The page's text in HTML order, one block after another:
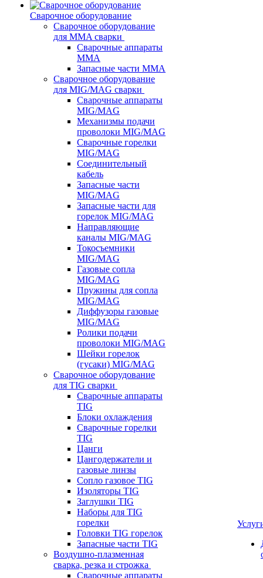
Сварочное оборудование
Сварочное оборудование
для MMA сварки
Сварочные аппараты
MMA
Запасные части MMA
Сварочное оборудование
для MIG/MAG сварки
Сварочные аппараты
MIG/MAG
Механизмы подачи
проволоки MIG/MAG
Сварочные горелки
MIG/MAG
Соединительный
кабель
Запасные части
MIG/MAG
Запасные части для
горелок MIG/MAG
Направляющие
каналы MIG/MAG
Токосъемники
MIG/MAG
Газовые сопла
MIG/MAG
Пружины для сопла
MIG/MAG
Диффузоры газовые
MIG/MAG
Ролики подачи
проволоки MIG/MAG
Шейки горелок
(гусаки) MIG/MAG
Сварочное оборудование
для TIG сварки
Сварочные аппараты
TIG
Блоки охлаждения
Сварочные горелки
TIG
Цанги
Цангодержатели и
газовые линзы
Сопло газовое TIG
Изоляторы TIG
Заглушки TIG
Наборы для TIG
горелки
Головки TIG горелок
Запасные части TIG
Воздушно-плазменная
сварка, резка и строжка
Сварочные аппараты